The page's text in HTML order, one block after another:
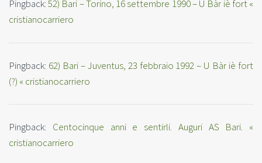
Pingback:52) Bari – Torino, 16 settembre 1990 – U Bàr iè fort «
cristianocarriero
Pingback: 62) Bari – Juventus, 23 febbraio 1992 – U Bàr iè fort
(?) « cristianocarriero
Pingback: Centocinque anni e sentirli. Auguri AS Bari. «
cristianocarriero